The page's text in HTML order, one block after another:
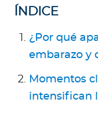
ÍNDICE
¿Por qué
embarazo y
Momentos
intensifican